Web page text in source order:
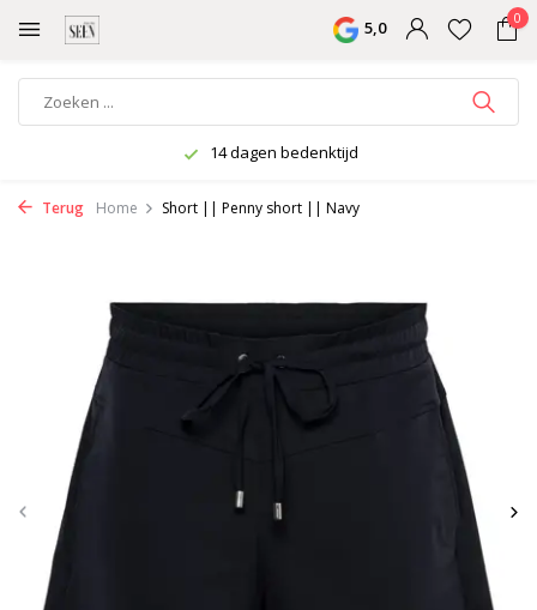
5,0 0
14 dagen bedenktijd
Terug Home Short || Penny short || Navy